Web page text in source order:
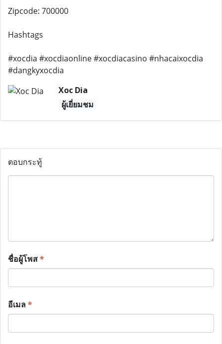
Zipcode: 700000
Hashtags
#xocdia #xocdiaonline #xocdiacasino #nhacaixocdia
#dangkyxocdia
Xoc Dia
ผู้เยี่ยมชม
ตอบกระทู้
ชื่อผู้โพส*
อีเมล*